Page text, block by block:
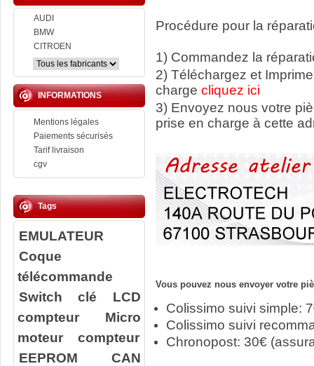
AUDI
BMW
CITROEN
INFORMATIONS
Mentions légales
Paiements sécurisés
Tarif livraison
cgv
Tags
EMULATEUR
Coque
télécommande
Switch clé
LCD
compteur
Micro
moteur compteur
EEPROM
CAN
Procédure pour la
1) Commandez la
2) Téléchargez et
charge cliquez ici
3) Envoyez nous votre
prise en charge à cette
Vous pouvez nous envoyer votre
Colissimo suivi simple:
Colissimo suivi
Chronopost: 30€